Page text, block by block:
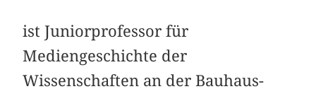
ist Juniorprofessor für
Mediengeschichte der
Wissenschaften an der Bauhaus-